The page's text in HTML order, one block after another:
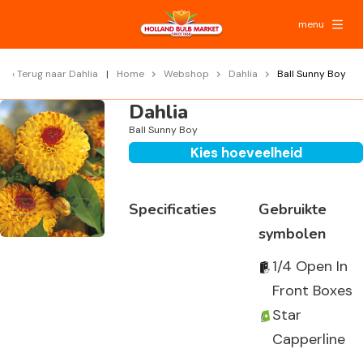
menu
Terug naar Dahlia Home Webshop Dahlia Ball Sunny Boy
Dahlia
Ball Sunny Boy
Kies hoeveelheid
Specificaties
Gebruikte
symbolen
1/4 Open In
Front Boxes
Star
Capperline